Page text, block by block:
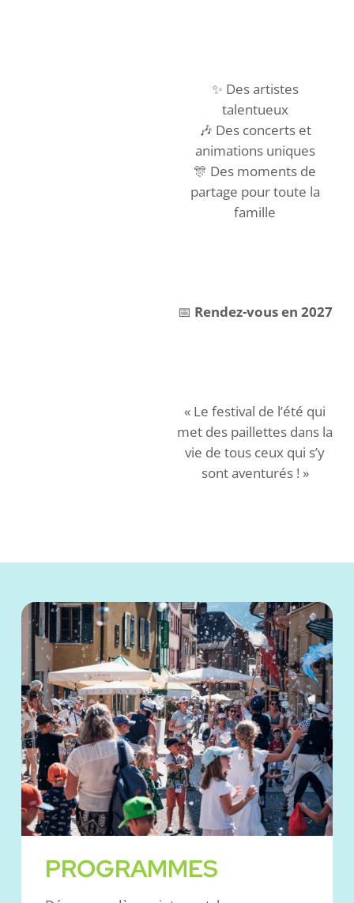
✨ Des artistes
talentueux
🎶 Des concerts et
animations uniques
🎊 Des moments de
partage pour toute la
famille
📅 Rendez-vous en 2027
« Le festival de l’été qui
met des paillettes dans la
vie de tous ceux qui s’y
sont aventurés ! »
PROGRAMMES